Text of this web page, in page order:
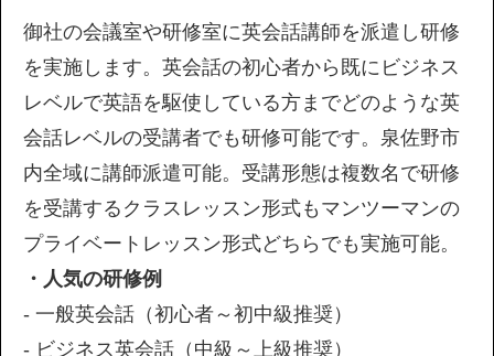
御社の会議室や研修室に英会話講師を派遣し研修
を実施します。英会話の初心者から既にビジネス
レベルで英語を駆使している方までどのような英
会話レベルの受講者でも研修可能です。泉佐野市
内全域に講師派遣可能。受講形態は複数名で研修
を受講するクラスレッスン形式もマンツーマンの
プライベートレッスン形式どちらでも実施可能。
・人気の研修例
- 一般英会話（初心者～初中級推奨）
- ビジネス英会話（中級～上級推奨）